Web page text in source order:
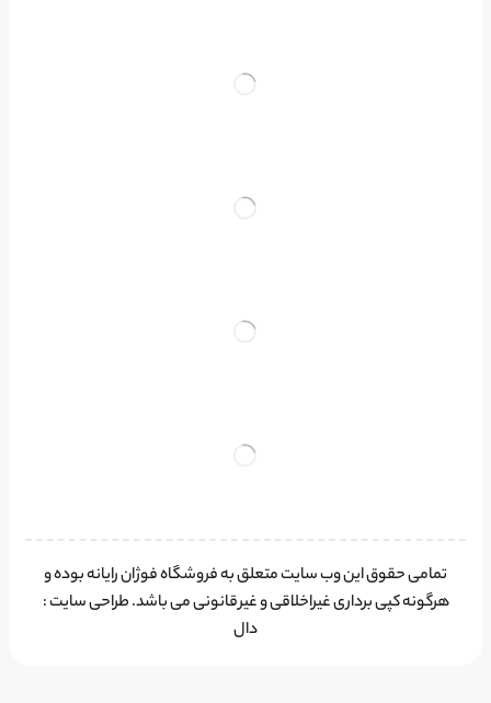
تمامی حقوق این وب سایت متعلق به فروشگاه فوژان رایانه بوده و
هرگونه کپی برداری غیراخلاقی و غیرقانونی می باشد.طراحی سایت:
دال